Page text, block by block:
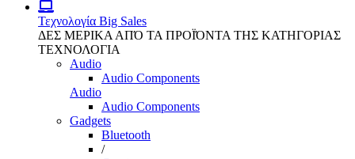
Τεχνολογία Big Sales
ΔΕΣ ΜΕΡΙΚΑ ΑΠΌ ΤΑ ΠΡΟΪΌΝΤΑ ΤΗΣ ΚΑΤΗΓΟΡΙΑΣ
ΤΕΧΝΟΛΟΓΙΑ
Audio
Audio Components
Audio
Audio Components
Gadgets
Bluetooth
/